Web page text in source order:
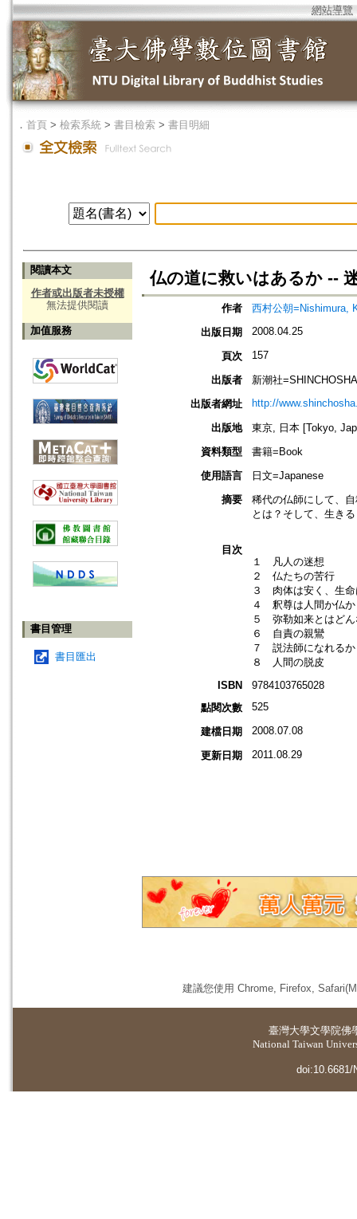
網站導覽
． 首頁 > 檢索系統 > 書目檢索 > 書目明細
閱讀本文
作者或出版者未授權
無法提供閱讀
加值服務
書目管理
書目匯出
仏の道に救いはあるか --
作者
西村公朝=Nishimura,
出版日期
2008.04.25
頁次 157
出版者
新潮社=SHINCHOSHA
出版者網址
http://
出版地
東京, 日本 [Tokyo,
資料類型
書籍=Book
使用語言
日文=Japanese
摘要
稀代の仏師にして、
とは？そして、生き
目次
１ 凡人の迷想
２ 仏たちの苦行
３ 肉体は安く、生命
４ 釈尊は人間か仏か
５ 弥勒如来とはどん
６ 自責の親鸞
７ 説法師になれるか
８ 人間の脱皮
ISBN
9784103765028
點閱次數
525
建檔日期 2008.07.08
更新日期 2011.08.29
建議您使用 Chrome, Firefox,
臺灣大學文學院佛
National Taiwan
doi:10.6681/